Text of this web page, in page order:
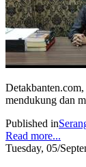
mendukung dan
Published in
Read more...
Tuesday, 05/